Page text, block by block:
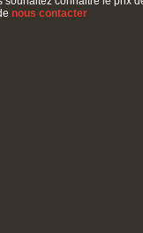
nous contacter